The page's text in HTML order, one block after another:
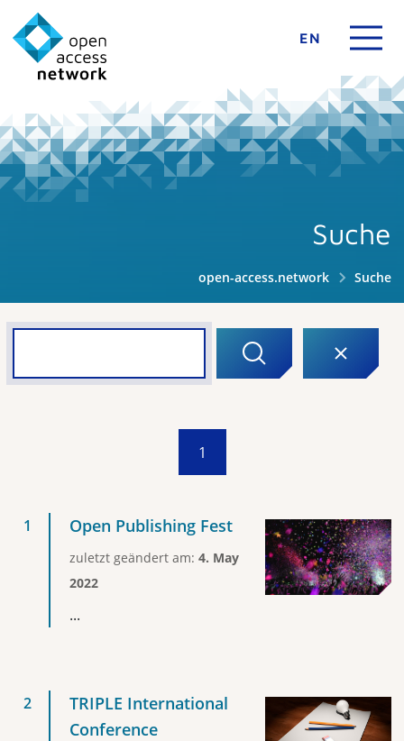
EN
Suche
open-access.network Suche
1
Open Publishing Fest
zuletzt geändert am: 4. May
2022
...
TRIPLE International
Conference